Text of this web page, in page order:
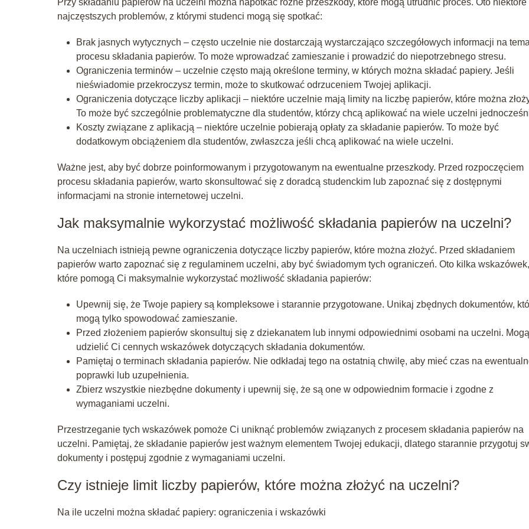
najczęstszych problemów, z którymi studenci mogą się spotkać:
Brak jasnych wytycznych – często uczelnie nie dostarczają wystarczająco szczegółowych informacji na
procesu składania papierów. To może wprowadzać zamieszanie i prowadzić do niepotrzebnego stresu.
Ograniczenia terminów – uczelnie często mają określone terminy, w których można składać papiery. Jeśli
nieświadomie przekroczysz termin, może to skutkować odrzuceniem Twojej aplikacji.
Ograniczenia dotyczące liczby aplikacji – niektóre uczelnie mają limity na liczbę papierów, które można
To może być szczególnie problematyczne dla studentów, którzy chcą aplikować na wiele uczelni
Koszty związane z aplikacją – niektóre uczelnie pobierają opłaty za składanie papierów. To może być
dodatkowym obciążeniem dla studentów, zwłaszcza jeśli chcą aplikować na wiele uczelni.
Ważne jest, aby być dobrze poinformowanym i przygotowanym na ewentualne przeszkody. Przed rozpoczęciem
procesu składania papierów, warto skonsultować się z doradcą studenckim lub zapoznać się z dostępnymi
informacjami na stronie internetowej uczelni.
Jak maksymalnie wykorzystać możliwość składania papierów na uczelni?
Na uczelniach istnieją pewne ograniczenia dotyczące liczby papierów, które można złożyć. Przed składaniem
papierów warto zapoznać się z regulaminem uczelni, aby być świadomym tych ograniczeń. Oto kilka wskazówek,
które pomogą Ci maksymalnie wykorzystać możliwość składania papierów:
Upewnij się, że Twoje papiery są kompleksowe i starannie przygotowane. Unikaj zbędnych dokumentów,
mogą tylko spowodować zamieszanie.
Przed złożeniem papierów skonsultuj się z dziekanatem lub innymi odpowiednimi osobami na uczelni.
udzielić Ci cennych wskazówek dotyczących składania dokumentów.
Pamiętaj o terminach składania papierów. Nie odkładaj tego na ostatnią chwilę, aby mieć czas na
poprawki lub uzupełnienia.
Zbierz wszystkie niezbędne dokumenty i upewnij się, że są one w odpowiednim formacie i zgodne z
wymaganiami uczelni.
Przestrzeganie tych wskazówek pomoże Ci uniknąć problemów związanych z procesem składania papierów na
uczelni. Pamiętaj, że składanie papierów jest ważnym elementem Twojej edukacji, dlatego starannie przygotuj
dokumenty i postępuj zgodnie z wymaganiami uczelni.
Czy istnieje limit liczby papierów, które można złożyć na uczelni?
Na ile uczelni można składać papiery: ograniczenia i wskazówki